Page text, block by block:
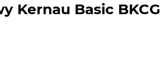
Kernau Basic BKCG